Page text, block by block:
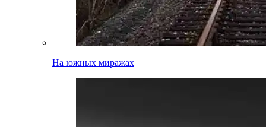
На южных миражах